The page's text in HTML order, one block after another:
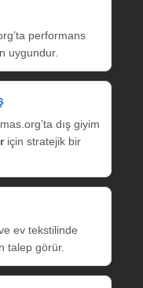
performans
uygundur.
dış giyim
için stratejik bir
ev tekstilinde
talep görür.